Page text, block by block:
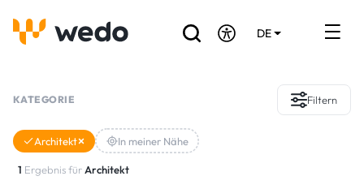
DE
Referenzen
KATEGORIE Filtern
Architekt In meiner Nähe
1 Ergebnis fürArchitekt